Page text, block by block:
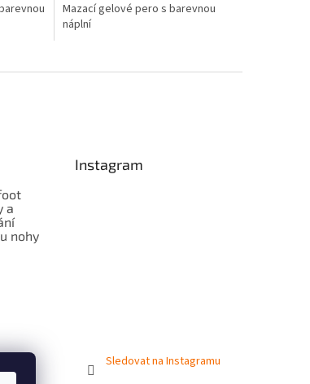
Mazací gelové pero s barevnou
náplní
a
nohy
Instagram
Sledovat na Instagramu